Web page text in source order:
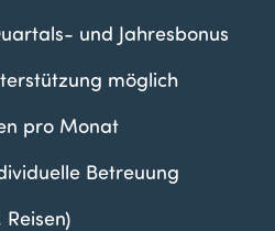
und Jahresbonus
möglich
pro Monat
Betreuung